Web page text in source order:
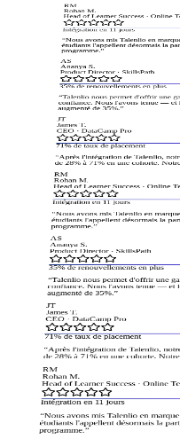
RM
Rohan M.
Head of Learner Success·Online
Intégration en 11 jours
Nous avons mis Talenlio en marque
étudiants l'appellent désormais la
programme.”
AS
Ananya S.
Product Director· SkillsPath
35% de renouvellements en plus
Talenlio nous permet d'offrir une
confiance. Nous l'avons tenue — et
augmenté de 35%.”
JT
James T.
CEO· DataCamp Pro
71% de taux de placement
Après l'intégration de Talenlio, notre
de 28% à 71% en une cohorte.
RM
Rohan M.
Head of Learner Success· Online
Intégration en 11 jours
Nous avons mis Talenlio en marque
étudiants l'appellent désormais la
programme.”
AS
Ananya S.
Product Director· SkillsPath
35% de renouvellements en plus
Talenlio nous permet d'offrir une
confiance. Nous l'avons tenue — et
augmenté de 35%.”
JT
James T.
CEO· DataCamp Pro
71% de taux de placement
Après l'intégration de Talenlio, notre
de 28% à 71% en une cohorte. Notre
RM
Rohan M.
Head of Learner Success· Online
Intégration en 11 jours
Nous avons mis Talenlio en marque
étudiants l'appellent désormais la
programme.”